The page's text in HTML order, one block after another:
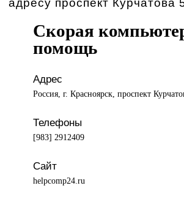
адресу проспект Курчатова
Скорая
помощь
Адрес
Россия, г. Красноярск, проспект
Телефоны
[983] 2912409
Сайт
helpcomp24.ru